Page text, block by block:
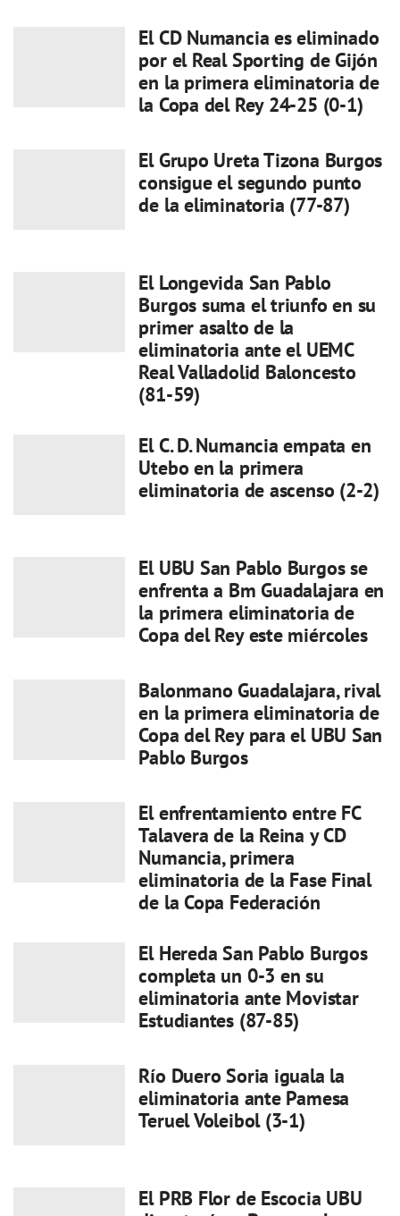
El CD Numancia es eliminado
por el Real Sporting de Gijón
en la primera eliminatoria de
la Copa del Rey 24-25 (0-1)
El Grupo Ureta Tizona Burgos
consigue el segundo punto
de la eliminatoria (77-87)
El Longevida San Pablo
Burgos suma el triunfo en su
primer asalto de la
eliminatoria ante el UEMC
Real Valladolid Baloncesto
(81-59)
El C. D. Numancia empata en
Utebo en la primera
eliminatoria de ascenso (2-2)
El UBU San Pablo Burgos se
enfrenta a Bm Guadalajara en
la primera eliminatoria de
Copa del Rey este miércoles
Balonmano Guadalajara, rival
en la primera eliminatoria de
Copa del Rey para el UBU San
Pablo Burgos
El enfrentamiento entre FC
Talavera de la Reina y CD
Numancia, primera
eliminatoria de la Fase Final
de la Copa Federación
El Hereda San Pablo Burgos
completa un 0-3 en su
eliminatoria ante Movistar
Estudiantes (87-85)
Río Duero Soria iguala la
eliminatoria ante Pamesa
Teruel Voleibol (3-1)
El PRB Flor de Escocia UBU